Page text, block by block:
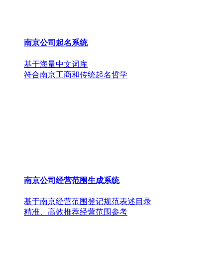
南京公司起名系统
基于海量中文词库
符合南京工商和传统起名哲学
南京公司经营范围生成系统
基于南京经营范围登记规范表述目录
精准、高效推荐经营范围参考